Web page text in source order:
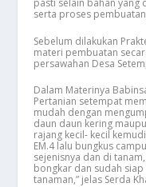
pasti selain bahan
serta proses
Sebelum dilakukan
materi pembuatan
persawahan Desa
Dalam Materinya
Pertanian setempat
mudah dengan
daun daun kering
rajang kecil- kecil
EM.4 lalu bungkus
sejenisnya dan di
bongkar dan sudah
tanaman,” jelas Serda